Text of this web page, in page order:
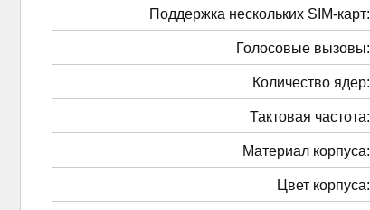
Поддержка нескольких SIM-карт:
Голосовые вызовы:
Количество ядер:
Тактовая частота:
Материал корпуса:
Цвет корпуса: